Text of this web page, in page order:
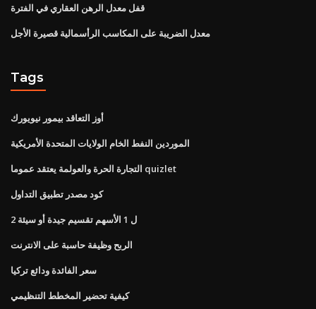
قفل معدل الرهن العقاري في الفترة
معدل الضريبة على المكاسب الرأسمالية قصيرة الأجل
Tags
أوز التعاقد بيمور نيويورك
الموردين النفط الخام الولايات المتحدة الأمريكية
التجارة الحرة والعولمة يعتقد عموما quizlet
كود مصدر تطبيق التداول
2 ل 1 الأسهم تقسيم جيدة أو سيئة
الربح وظيفة حاسبة على الانترنت
سعر الفائدة ودائع تركيا
كيفية تحضير المخطط التنظيمي